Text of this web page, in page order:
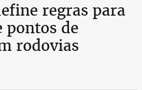
regras para
pontos de
rodovias